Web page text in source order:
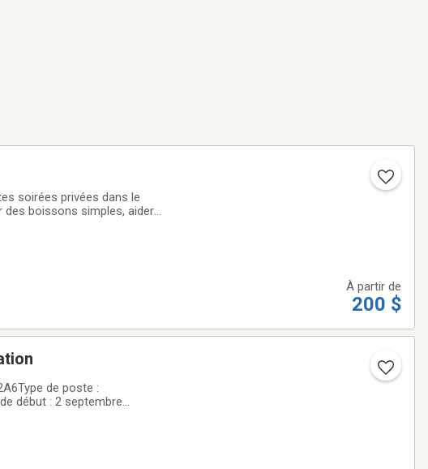
soirées privées dans le
des boissons simples, aider
À partir de
200 $
début : 2 septembre